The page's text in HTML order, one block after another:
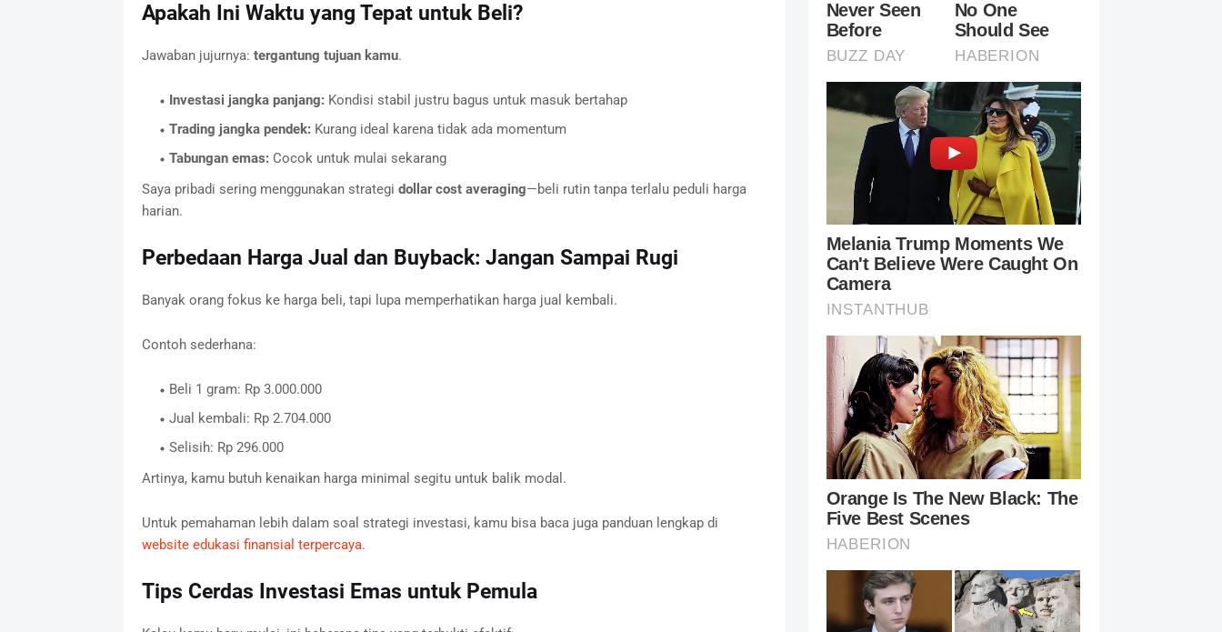
Apakah Ini Waktu yang Tepat untuk Beli?
Jawaban jujurnya: tergantung tujuan kamu.
Investasi jangka panjang:Kondisi stabil justru bagus untuk masuk bertahap
Trading jangka pendek:Kurang ideal karena tidak ada momentum
Tabungan emas:Cocok untuk mulai sekarang
Saya pribadi sering menggunakan strategi dollar cost averaging—beli rutin tanpa terlalu peduli harga
harian.
Perbedaan Harga Jual dan Buyback: Jangan Sampai Rugi
Banyak orang fokus ke harga beli, tapi lupa memperhatikan harga jual kembali.
Contoh sederhana:
Beli 1 gram: Rp 3.000.000
Jual kembali: Rp 2.704.000
Selisih: Rp 296.000
Artinya, kamu butuh kenaikan harga minimal segitu untuk balik modal.
Untuk pemahaman lebih dalam soal strategi investasi, kamu bisa baca juga panduan lengkap di
website edukasi finansial terpercaya.
Tips Cerdas Investasi Emas untuk Pemula